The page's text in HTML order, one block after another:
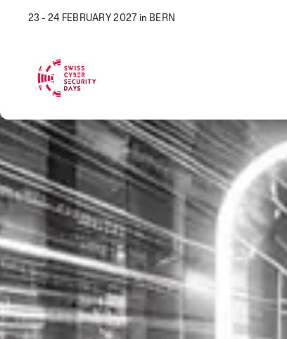
23 - 24 FEBRUARY 2027 in BERN